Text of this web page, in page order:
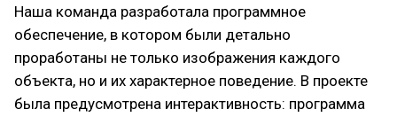
Наша команда разработала программное
обеспечение, в котором были детально
проработаны не только изображения каждого
объекта, но и их характерное поведение. В проекте
была предусмотрена интерактивность: программа